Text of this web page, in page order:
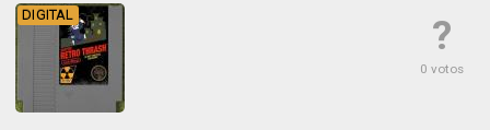
?
0 votos
DIGITAL